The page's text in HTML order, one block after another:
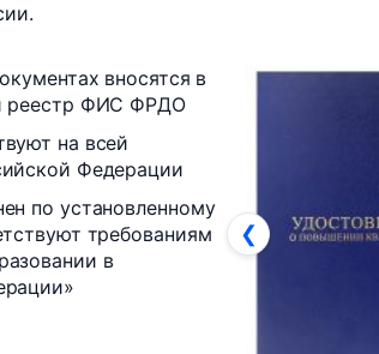
вносятся в
реестр ФИС ФРДО
на всей
Федерации
по установленному
требованиям
в
❮